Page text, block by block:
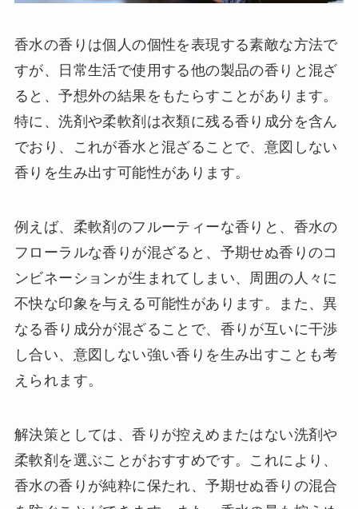
香水の香りは個人の個性を表現する素敵な方法で
すが、日常生活で使用する他の製品の香りと混ざ
ると、予想外の結果をもたらすことがあります。
特に、洗剤や柔軟剤は衣類に残る香り成分を含ん
でおり、これが香水と混ざることで、意図しない
香りを生み出す可能性があります。
例えば、柔軟剤のフルーティーな香りと、香水の
フローラルな香りが混ざると、予期せぬ香りのコ
ンビネーションが生まれてしまい、周囲の人々に
不快な印象を与える可能性があります。また、異
なる香り成分が混ざることで、香りが互いに干渉
し合い、意図しない強い香りを生み出すことも考
えられます。
解決策としては、香りが控えめまたはない洗剤や
柔軟剤を選ぶことがおすすめです。これにより、
香水の香りが純粋に保たれ、予期せぬ香りの混合